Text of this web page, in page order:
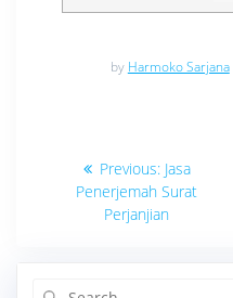
by Harmoko Sarjana
Navigasi
pos
Previous: Previous
post:
Jasa
Penerjemah Surat
Perjanjian